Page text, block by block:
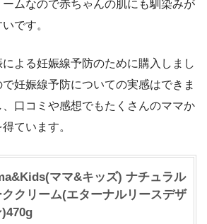
ムなので赤ちゃんの肌にも馴染みが
です。
よる妊娠線予防のために購入しまし
妊娠線予防についての実感はできま
口コミや感想でもたくさんのママか
ています。
ママ&キッズ) ナチュラル
ククリーム(エターナルリースデザ